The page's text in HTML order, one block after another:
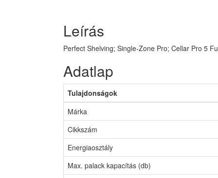
Leírás
Perfect Shelving; Single-Zone Pro; Cellar Pro 5
Adatlap
Tulajdonságok
Márka
Cikkszám
Energiaosztály
Max. palack kapacítás (db)